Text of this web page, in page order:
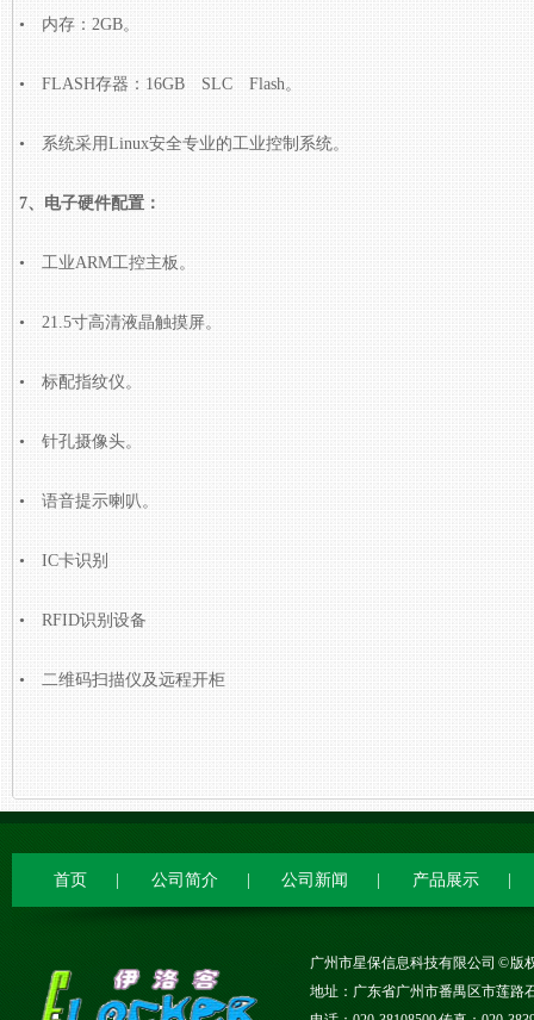
• 内存：2GB。
• FLASH存器：16GB SLC Flash。
• 系统采用Linux安全专业的工业控制系统。
7、电子硬件配置：
• 工业ARM工控主板。
• 21.5寸高清液晶触摸屏。
• 标配指纹仪。
• 针孔摄像头。
• 语音提示喇叭。
• IC卡识别
• RFID识别设备
• 二维码扫描仪及远程开柜
首页 公司简介 公司新闻 产品展示
广州市星保信息科技有限公司 © 版
地址：广东省广州市番禺区市莲路